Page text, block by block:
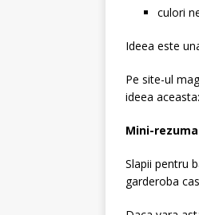
culori
Ideea este
Pe site-ul
ideea
Mini-
Slapii pentru
garderoba